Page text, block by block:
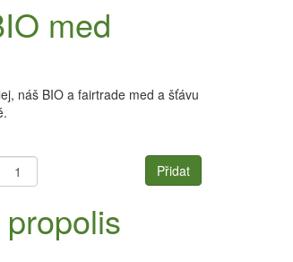
med
náš BIO a fairtrade med a šťávu
Přidat